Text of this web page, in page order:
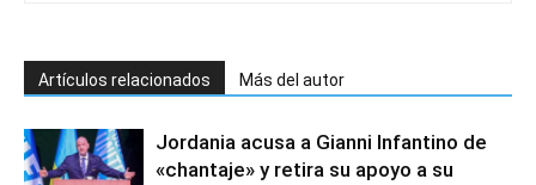
Artículos relacionados Más del autor
Jordania acusa a Gianni Infantino de
«chantaje» y retira su apoyo a su